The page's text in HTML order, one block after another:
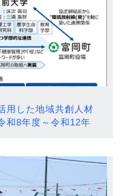
用した地域共創人材
和8年度～令和12年